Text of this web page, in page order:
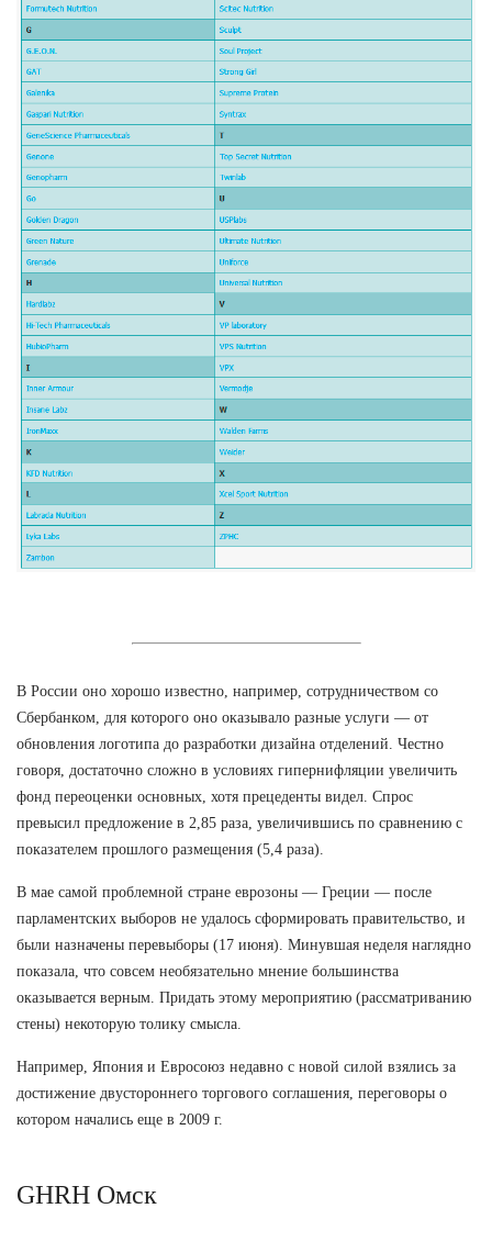
В России оно хорошо известно, например, сотрудничеством со
Сбербанком, для которого оно оказывало разные услуги — от
обновления логотипа до разработки дизайна отделений. Честно
говоря, достаточно сложно в условиях гипернифляции увеличить
фонд переоценки основных, хотя прецеденты видел. Спрос
превысил предложение в 2,85 раза, увеличившись по сравнению с
показателем прошлого размещения (5,4 раза).
В мае самой проблемной стране еврозоны — Греции — после
парламентских выборов не удалось сформировать правительство, и
были назначены перевыборы (17 июня). Минувшая неделя наглядно
показала, что совсем необязательно мнение большинства
оказывается верным. Придать этому мероприятию (рассматриванию
стены) некоторую толику смысла.
Например, Япония и Евросоюз недавно с новой силой взялись за
достижение двустороннего торгового соглашения, переговоры о
котором начались еще в 2009 г.
GHRH Омск